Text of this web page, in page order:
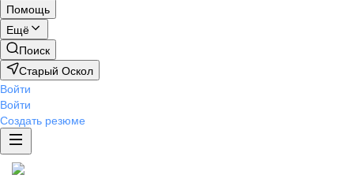
Помощь
Ещё
Поиск
Старый Оскол
Войти
Войти
Создать резюме